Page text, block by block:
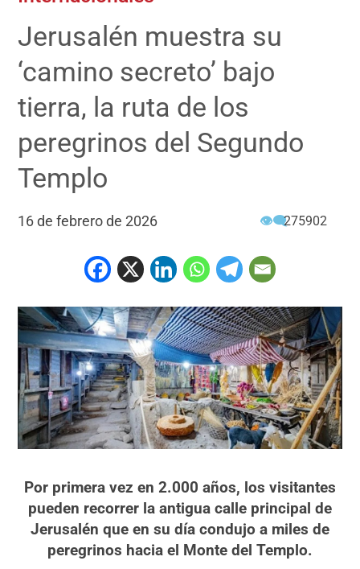
Jerusalén muestra su
‘camino secreto’ bajo
tierra, la ruta de los
peregrinos del Segundo
Templo
16 de febrero de 2026 👁‍🗨275902
Por primera vez en 2.000 años, los visitantes
pueden recorrer la antigua calle principal de
Jerusalén que en su día condujo a miles de
peregrinos hacia el Monte del Templo.